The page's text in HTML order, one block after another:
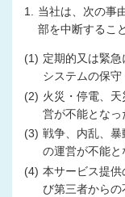
1.
当社は、次の事
部を中断するこ
(1) 定期的又は緊
システムの保
(2) 火災・停電、
営が不能となっ
(3) 戦争、内乱、
の運営が不能と
(4) 本サービス提
び第三者から